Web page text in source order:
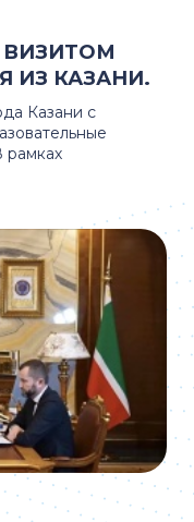
Казани с
рамках
ИЗ КАЗАНИ.